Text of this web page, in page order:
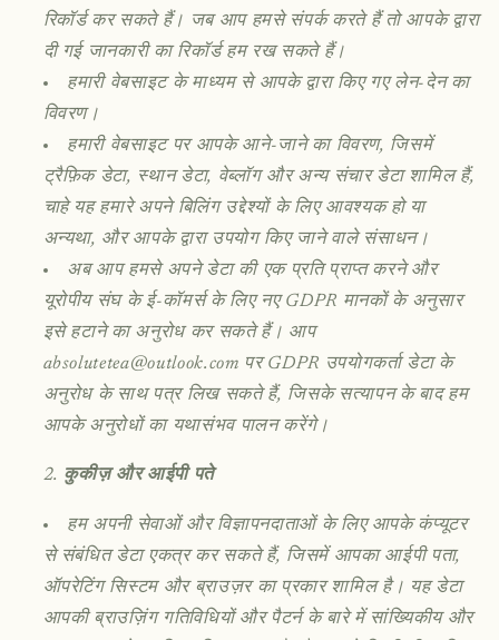
रिकॉर्ड कर सकते हैं। जब आप हमसे संपर्क करते हैं तो आपके द्वारा
दी गई जानकारी का रिकॉर्ड हम रख सकते हैं।
हमारी वेबसाइट के माध्यम से आपके द्वारा किए गए लेन-देन का
विवरण।
हमारी वेबसाइट पर आपके आने-जाने का विवरण, जिसमें
ट्रैफ़िक डेटा, स्थान डेटा, वेब्लॉग और अन्य संचार डेटा शामिल हैं,
चाहे यह हमारे अपने बिलिंग उद्देश्यों के लिए आवश्यक हो या
अन्यथा, और आपके द्वारा उपयोग किए जाने वाले संसाधन।
अब आप हमसे अपने डेटा की एक प्रति प्राप्त करने और
यूरोपीय संघ के ई-कॉमर्स के लिए नए GDPR मानकों के अनुसार
इसे हटाने का अनुरोध कर सकते हैं। आप
absolutetea@outlook.com पर GDPR उपयोगकर्ता डेटा के
अनुरोध के साथ पत्र लिख सकते हैं, जिसके सत्यापन के बाद हम
आपके अनुरोधों का यथासंभव पालन करेंगे।
कुकीज़ और आईपी पते
हम अपनी सेवाओं और विज्ञापनदाताओं के लिए आपके कंप्यूटर
से संबंधित डेटा एकत्र कर सकते हैं, जिसमें आपका आईपी पता,
ऑपरेटिंग सिस्टम और ब्राउज़र का प्रकार शामिल है। यह डेटा
आपकी ब्राउज़िंग गतिविधियों और पैटर्न के बारे में सांख्यिकीय और